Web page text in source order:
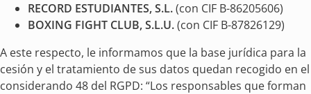
RECORD ESTUDIANTES, S.L.(con CIF B-86205606)
BOXING FIGHT CLUB, S.L.U.(con CIF B-87826129)
A este respecto, le informamos que la base jurídica para la
cesión y el tratamiento de sus datos quedan recogido en el
considerando 48 del RGPD: “Los responsables que forman